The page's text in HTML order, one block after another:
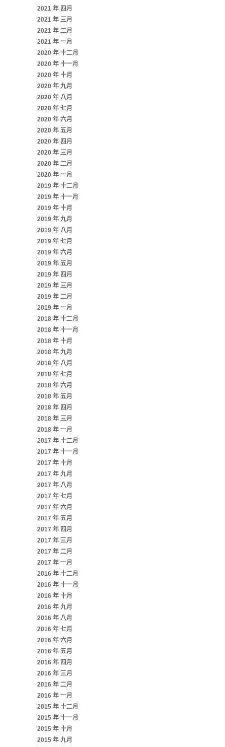
2021 年 四月
2021 年 三月
2021 年 二月
2021 年 一月
2020 年 十二月
2020 年 十一月
2020 年 十月
2020 年 九月
2020 年 八月
2020 年 七月
2020 年 六月
2020 年 五月
2020 年 四月
2020 年 三月
2020 年 二月
2020 年 一月
2019 年 十二月
2019 年 十一月
2019 年 十月
2019 年 九月
2019 年 八月
2019 年 七月
2019 年 六月
2019 年 五月
2019 年 四月
2019 年 三月
2019 年 二月
2019 年 一月
2018 年 十二月
2018 年 十一月
2018 年 十月
2018 年 九月
2018 年 八月
2018 年 七月
2018 年 六月
2018 年 五月
2018 年 四月
2018 年 三月
2018 年 一月
2017 年 十二月
2017 年 十一月
2017 年 十月
2017 年 九月
2017 年 八月
2017 年 七月
2017 年 六月
2017 年 五月
2017 年 四月
2017 年 三月
2017 年 二月
2017 年 一月
2016 年 十二月
2016 年 十一月
2016 年 十月
2016 年 九月
2016 年 八月
2016 年 七月
2016 年 六月
2016 年 五月
2016 年 四月
2016 年 三月
2016 年 二月
2016 年 一月
2015 年 十二月
2015 年 十一月
2015 年 十月
2015 年 九月